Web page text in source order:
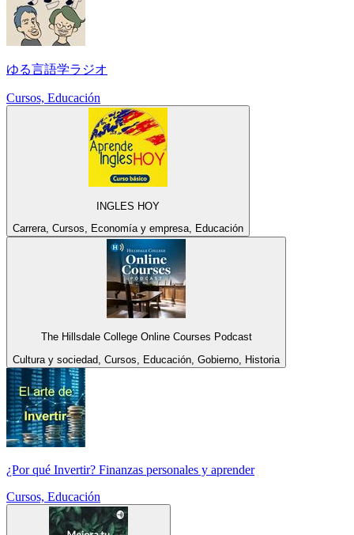
ゆる言語学ラジオ
Cursos, Educación
INGLES HOY
Carrera, Cursos, Economía y empresa, Educación
The Hillsdale College Online Courses Podcast
Cultura y sociedad, Cursos, Educación, Gobierno, Historia
¿Por qué Invertir? Finanzas personales y aprender
Cursos, Educación